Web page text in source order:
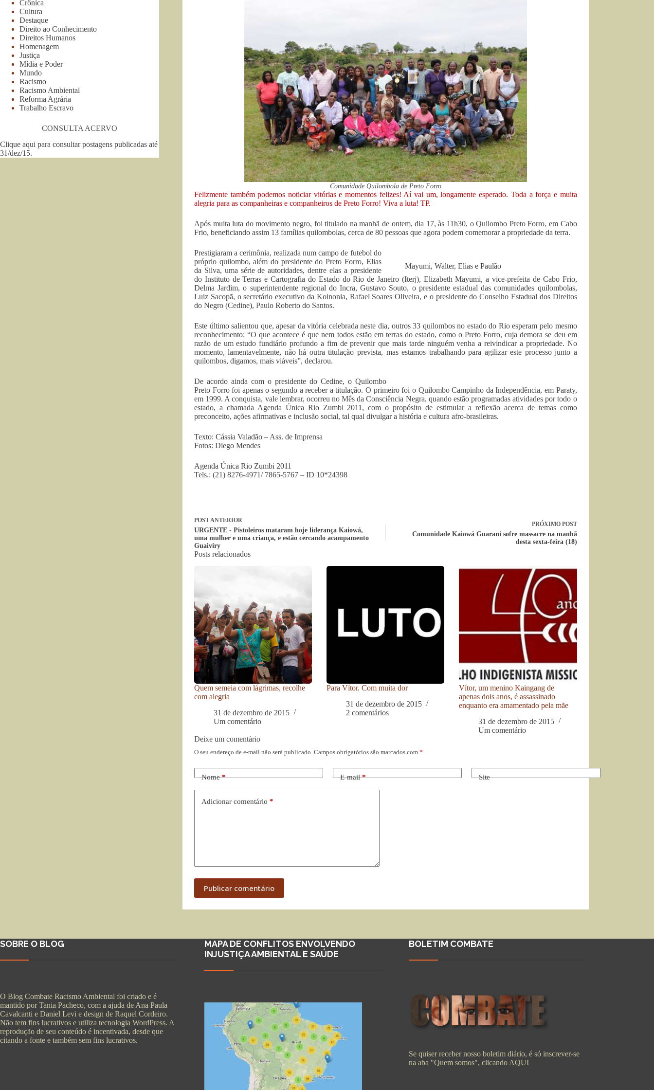
Comunidade Quilombola de Preto Forro
Felizmente também podemos noticiar vitórias e momentos felizes! Aí vai um, longamente esperado. Toda a força e muita
alegria para as companheiras e companheiros de Preto Forro! Viva a luta! TP.
Após muita luta do movimento negro, foi titulado na manhã de ontem, dia 17, às 11h30, o Quilombo Preto Forro, em Cabo
Frio, beneficiando assim 13 famílias quilombolas, cerca de 80 pessoas que agora podem comemorar a propriedade da terra.
Mayumi, Walter, Elias e Paulão
Prestigiaram a cerimônia, realizada num campo de futebol do
próprio quilombo, além do presidente do Preto Forro, Elias
da Silva, uma série de autoridades, dentre elas a presidente
do Instituto de Terras e Cartografia do Estado do Rio de Janeiro (Iterj), Elizabeth Mayumi, a vice-prefeita de Cabo Frio,
Delma Jardim, o superintendente regional do Incra, Gustavo Souto, o presidente estadual das comunidades quilombolas,
Luiz Sacopã, o secretário executivo da Koinonia, Rafael Soares Oliveira, e o presidente do Conselho Estadual dos Direitos
do Negro (Cedine), Paulo Roberto do Santos.
Este último salientou que, apesar da vitória celebrada neste dia, outros 33 quilombos no estado do Rio esperam pelo mesmo
reconhecimento: “O que acontece é que nem todos estão em terras do estado, como o Preto Forro, cuja demora se deu em
razão de um estudo fundiário profundo a fim de prevenir que mais tarde ninguém venha a reivindicar a propriedade. No
momento, lamentavelmente, não há outra titulação prevista, mas estamos trabalhando para agilizar este processo junto a
quilombos, digamos, mais viáveis”, declarou.
De acordo ainda com o presidente do Cedine, o Quilombo
Preto Forro foi apenas o segundo a receber a titulação. O primeiro foi o Quilombo Campinho da Independência, em Paraty,
em 1999. A conquista, vale lembrar, ocorreu no Mês da Consciência Negra, quando estão programadas atividades por todo o
estado, a chamada Agenda Única Rio Zumbi 2011, com o propósito de estimular a reflexão acerca de temas como
preconceito, ações afirmativas e inclusão social, tal qual divulgar a história e cultura afro-brasileiras.
Texto: Cássia Valadão – Ass. de Imprensa
Fotos: Diego Mendes
Agenda Única Rio Zumbi 2011
Tels.: (21) 8276-4971/ 7865-5767 – ID 10*24398
POSTANTERIOR
URGENTE - Pistoleiros mataram hoje liderança Kaiowá,
uma mulher e uma criança, e estão cercando acampamento
Guaiviry
PRÓXIMO POST
Comunidade Kaiowá Guarani sofre massacre na manhã
desta sexta-feira (18)
Posts relacionados
Quem semeia com lágrimas, recolhe
com alegria
31 de dezembro de 2015
Um comentário
Para Vítor. Com muita dor
31 de dezembro de 2015
2 comentários
Vítor, um menino Kaingang de
apenas dois anos, é assassinado
enquanto era amamentado pela mãe
31 de dezembro de 2015
Um comentário
Deixe um comentário
O seu endereço de e-mail não será publicado. Campos obrigatórios são marcados com *
Nome* E-mail* Site
Adicionar comentário *
Publicar comentário
Crônica
Cultura
Destaque
Direito ao Conhecimento
Direitos Humanos
Homenagem
Justiça
Mídia e Poder
Mundo
Racismo
Racismo Ambiental
Reforma Agrária
Trabalho Escravo
CONSULTA ACERVO
Clique aqui para consultar postagens publicadas até
31/dez/15.
SOBRE O BLOG
O Blog Combate Racismo Ambiental foi criado e é
mantido por Tania Pacheco, com a ajuda de Ana Paula
Cavalcanti e Daniel Levi e design de Raquel Cordeiro.
Não tem fins lucrativos e utiliza tecnologia WordPress. A
reprodução de seu conteúdo é incentivada, desde que
citando a fonte e também sem fins lucrativos.
MAPA DE CONFLITOS ENVOLVENDO
INJUSTIÇA AMBIENTAL E SAÚDE
BOLETIM COMBATE
Se quiser receber nosso boletim diário, é só inscrever-se
na aba "Quem somos", clicando AQUI